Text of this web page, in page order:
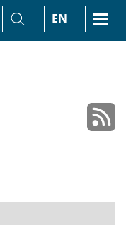
EN
Basculer
la
recherche